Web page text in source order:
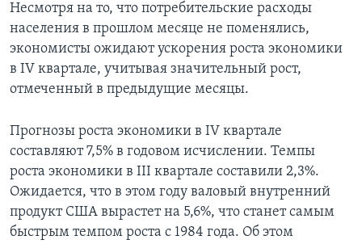
Несмотря на то, что потребительские расходы
населения в прошлом месяце не поменялись,
экономисты ожидают ускорения роста экономики
в IV квартале, учитывая значительный рост,
отмеченный в предыдущие месяцы.
Прогнозы роста экономики в IV квартале
составляют 7,5% в годовом исчислении. Темпы
роста экономики в III квартале составили 2,3%.
Ожидается, что в этом году валовый внутренний
продукт США вырастет на 5,6%, что станет самым
быстрым темпом роста с 1984 года. Об этом